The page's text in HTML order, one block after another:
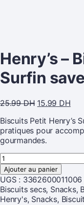
Henry’s –
Surfin
25.99DH 15.99 DH
Biscuits Petit Henry’s
pratiques pour
gourmandes.
Ajouter au panier
UGS : 3362600011006
Biscuits secs, Snacks,
Henry's, Snacks,